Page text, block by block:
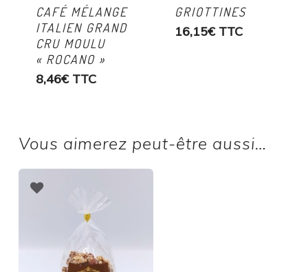
CAFÉ MÉLANGE
ITALIEN GRAND
CRU MOULU
« ROCANO »
8,46€ TTC
GRIOTTINES
16,15€ TTC
Vous aimerez peut-être aussi…